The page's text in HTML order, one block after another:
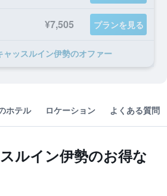
¥7,505 プランを見る
ャッスルイン伊勢のオファー
ホテル ロケーション よくある質問
ルイン伊勢のお得な